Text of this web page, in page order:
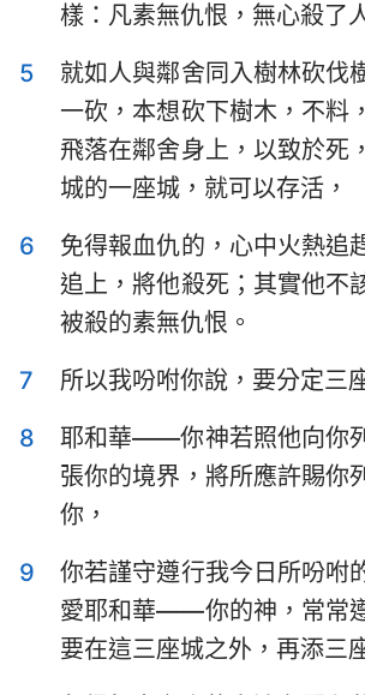
約珥書 阿摩司書
俄巴底亞書 約拿書
彌迦書 那鴻書
哈巴谷書 西番雅書
哈該書 撒迦利
瑪拉基書
樣：凡素無仇恨，無心殺了
5
就如人與鄰舍同入樹林砍伐
一砍，本想砍下樹木，不料
飛落在鄰舍身上，以致於死
城的一座城，就可以存活，
6
免得報血仇的，心中火熱追
追上，將他殺死；其實他不
被殺的素無仇恨。
7
所以我吩咐你說，要分定三
8
耶和華——你神若照他向你
張你的境界，將所應許賜你
你，
9
你若謹守遵行我今日所吩咐
愛耶和華——你的神，常常
要在這三座城之外，再添三